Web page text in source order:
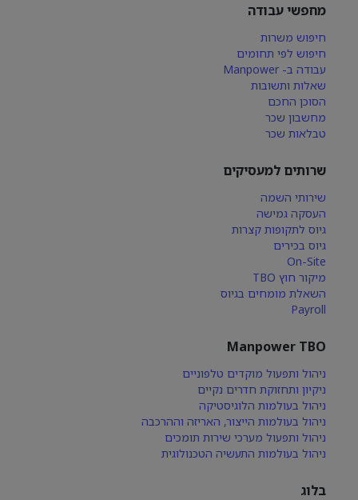
מחפשי עבודה
חיפוש משרות
חיפוש לפי תחומים
עבודה ב- Manpower
שאלות ותשובות
הסוכן החכם
מחשבון שכר
טבלאות שכר
שרותים למעסיקים
שירותי השמה
העסקה גמישה
גיוס לתקופות קצרות
גיוס בכירים
On-Site
מיקור חוץ TBO
השאלת מומחים בגיוס
Payroll
Manpower TBO
ניהול ותפעול מוקדים טלפוניים
ניקיון ותחזוקת חדרים נקיים
ניהול בעולמות הלוגיסטיקה
ניהול בעולמות הייצור, האריזה וההרכבה
ניהול ותפעול מערכי שירות תומכים
ניהול בעולמות התעשיה הטכנולוגית
בלוג